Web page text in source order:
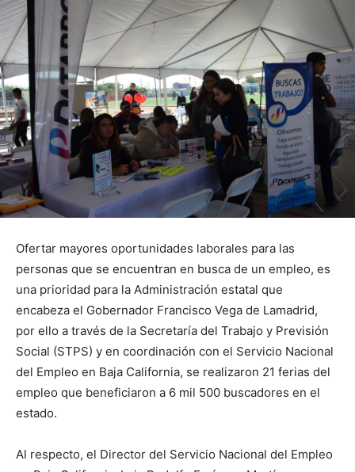
Ofertar mayores oportunidades laborales para las
personas que se encuentran en busca de un empleo, es
una prioridad para la Administración estatal que
encabeza el Gobernador Francisco Vega de Lamadrid,
por ello a través de la Secretaría del Trabajo y Previsión
Social (STPS) y en coordinación con el Servicio Nacional
del Empleo en Baja California, se realizaron 21 ferias del
empleo que beneficiaron a 6 mil 500 buscadores en el
estado.
Al respecto, el Director del Servicio Nacional del Empleo